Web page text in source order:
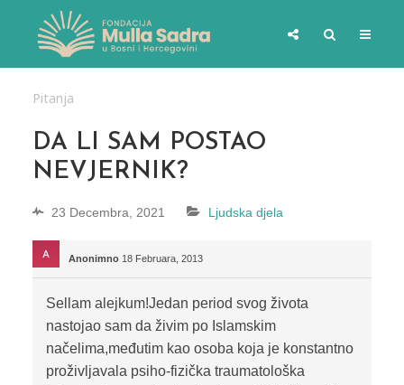
Pitanja
DA LI SAM POSTAO
NEVJERNIK?
23 Decembra, 2021 Ljudska djela
Anonimno 18 Februara, 2013
Sellam alejkum!Jedan period svog života
nastojao sam da živim po Islamskim
načelima,međutim kao osoba koja je konstantno
proživljavala psiho-fizička traumatološka